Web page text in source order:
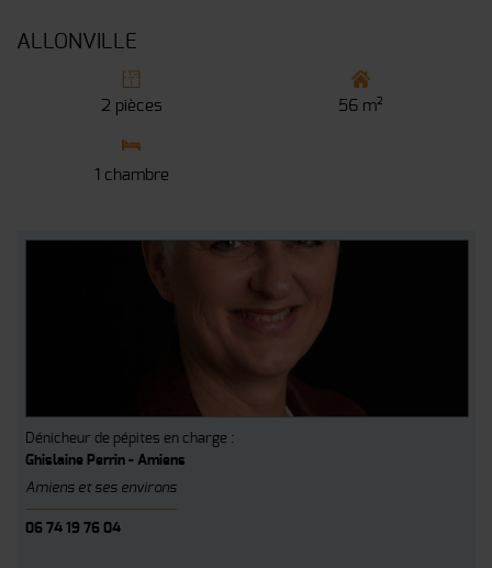
ALLONVILLE
2 pièces 56 m²
1 chambre
Dénicheur de pépites en charge :
Ghislaine Perrin - Amiens
Amiens et ses environs
06 74 19 76 04